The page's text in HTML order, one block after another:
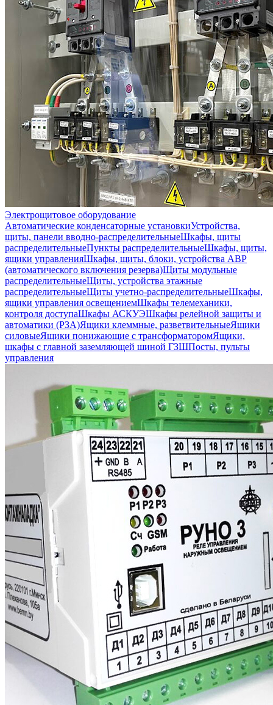
Электрощитовое оборудование
Автоматические конденсаторные установкиУстройства,
щиты, панели вводно-распределительныеШкафы, щиты
распределительныеПункты распределительныеШкафы, щиты,
ящики управленияШкафы, щиты, блоки, устройства АВР
(автоматического включения резерва)Щиты модульные
распределительныеЩиты, устройства этажные
распределительныеЩиты учетно-распределительныеШкафы,
ящики управления освещениемШкафы телемеханики,
контроля доступаШкафы АСКУЭШкафы релейной защиты и
автоматики (РЗА)Ящики клеммные, разветвительныеЯщики
силовыеЯщики понижающие с трансформаторомЯщики,
шкафы с главной заземляющей шиной ГЗШПосты, пульты
управления